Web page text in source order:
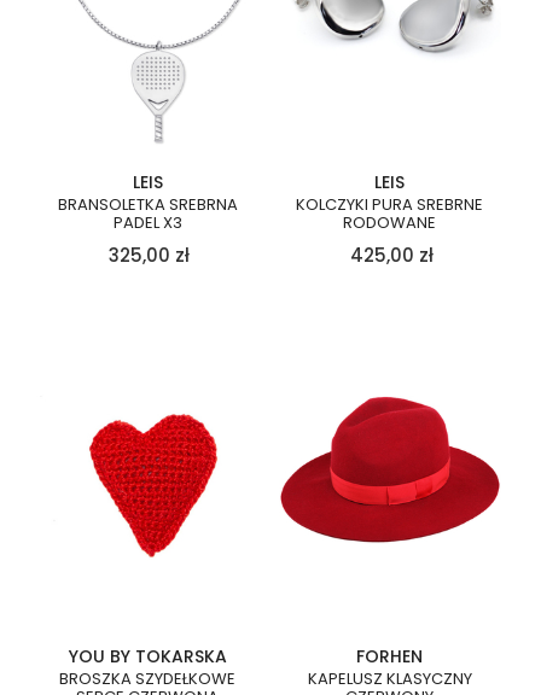
LEIS
BRANSOLETKA SREBRNA
PADEL X3
325,00 zł
LEIS
KOLCZYKI PURA SREBRNE
RODOWANE
425,00 zł
YOU BY TOKARSKA
BROSZKA SZYDEŁKOWE
FORHEN
KAPELUSZ KLASYCZNY